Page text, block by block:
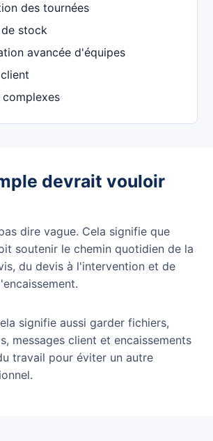
des tournées
stock
avancée d'équipes
devrait vouloir
dire vague. Cela signifie que
soutenir le chemin quotidien de la
du devis à l'intervention et de
signifie aussi garder fichiers,
messages client et encaissements
travail pour éviter un autre